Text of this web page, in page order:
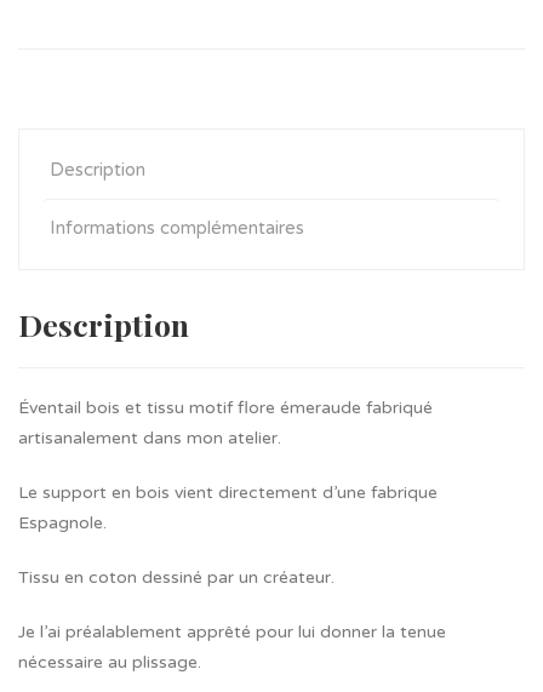
Description
Informations complémentaires
Description
Éventail bois et tissu motif flore émeraude fabriqué
artisanalement dans mon atelier.
Le support en bois vient directement d’une fabrique
Espagnole.
Tissu en coton dessiné par un créateur.
Je l’ai préalablement apprêté pour lui donner la tenue
nécessaire au plissage.